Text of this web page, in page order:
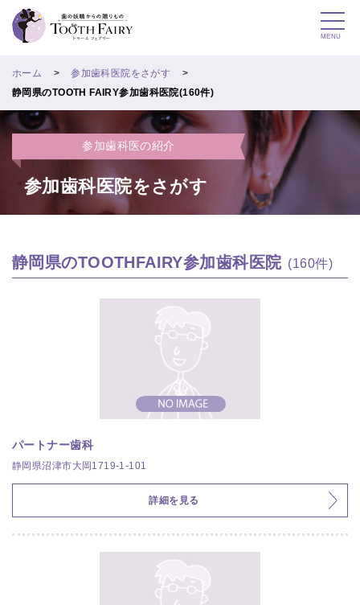
MENU
ホーム
参加歯科医院をさがす
静岡県のTOOTH FAIRY参加歯科医院(160件)
参加歯科医の紹介
参加歯科医院をさがす
静岡県のTOOTHFAIRY参加歯科医院 (160件)
パートナー歯科
静岡県沼津市大岡1719-1-101
詳細を見る